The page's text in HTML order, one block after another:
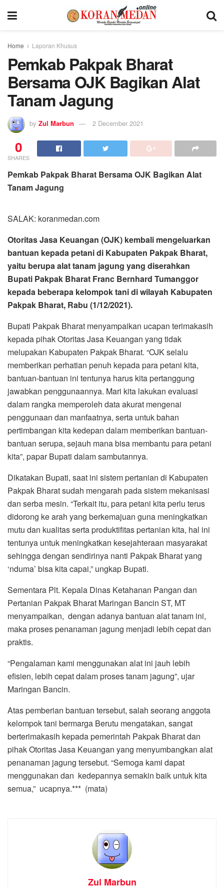
Home Laporan Khusus
Pemkab Pakpak Bharat
Bersama OJK Bagikan Alat
Tanam Jagung
by Zul Marbun 2 December 2021
0
SHARES
Pemkab Pakpak Bharat Bersama OJK Bagikan Alat
Tanam Jagung
SALAK: koranmedan.com
Otoritas Jasa Keuangan (OJK) kembali mengeluarkan
bantuan kepada petani di Kabupaten Pakpak Bharat,
yaitu berupa alat tanam jagung yang diserahkan
Bupati Pakpak Bharat Franc Bernhard Tumanggor
kepada beberapa kelompok tani di wilayah Kabupaten
Pakpak Bharat, Rabu (1/12/2021).
Bupati Pakpak Bharat menyampaikan ucapan terimakasih
kepada pihak Otoritas Jasa Keuangan yang tidak
melupakan Kabupaten Pakpak Bharat. “OJK selalu
memberikan perhatian penuh kepada para petani kita,
bantuan-bantuan ini tentunya harus kita pertanggung
jawabkan penggunaannya. Mari kita lakukan evaluasi
dalam rangka memperoleh data akurat mengenai
penggunaan dan manfaatnya, serta untuk bahan
pertimbangan kita kedepan dalam memberikan bantuan-
bantuan serupa, sejauh mana bisa membantu para petani
kita”, papar Bupati dalam sambutannya.
Dikatakan Bupati, saat ini sistem pertanian di Kabupaten
Pakpak Bharat sudah mengarah pada sistem mekanisasi
dan serba mesin. “Terkait itu, para petani kita perlu terus
didorong ke arah yang berkemajuan guna meningkatkan
mutu dan kualitas serta produktifitas pertanian kita, hal ini
tentunya untuk meningkatkan kesejahteraan masyarakat
sehingga dengan sendirinya nanti Pakpak Bharat yang
‘nduma’ bisa kita capai,” ungkap Bupati.
Sementara Plt. Kepala Dinas Ketahanan Pangan dan
Pertanian Pakpak Bharat Maringan Bancin ST, MT
menyampaikan, dengan adanya bantuan alat tanam ini,
maka proses penanaman jagung menjadi lebih cepat dan
praktis.
“Pengalaman kami menggunakan alat ini jauh lebih
efisien, lebih cepat dalam proses tanam jagung”, ujar
Maringan Bancin.
Atas pemberian bantuan tersebut, salah seorang anggota
kelompok tani bermarga Berutu mengatakan, sangat
berterimakasih kepada pemerintah Pakpak Bharat dan
pihak Otoritas Jasa Keuangan yang menyumbangkan alat
penanaman jagung tersebut. “Semoga kami dapat
menggunakan dan kedepannya semakin baik untuk kita
semua,” ucapnya.*** (mata)
Zul Marbun